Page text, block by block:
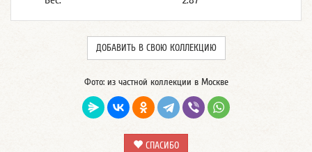
ДОБАВИТЬ В СВОЮ КОЛЛЕКЦИЮ
Фото: из частной коллекции в Москве
СПАСИБО